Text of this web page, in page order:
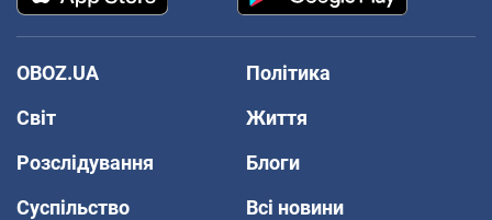
OBOZ.UA
Політика
Світ
Життя
Розслідування
Блоги
Суспільство
Всі новини